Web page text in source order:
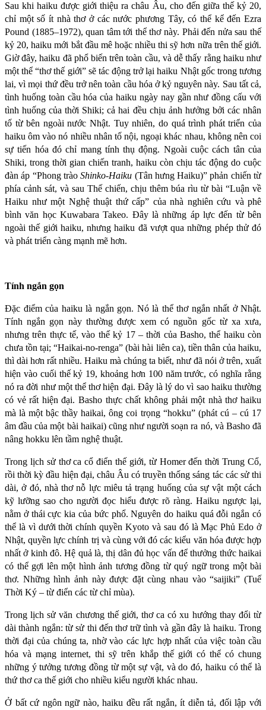
Sau khi haiku được giới thiệu ra châu Âu, cho đến giữa thế kỷ 20,
chỉ một số ít nhà thơ ở các nước phương Tây, có thể kể đến Ezra
Pound (1885–1972), quan tâm tới thể thơ này. Phải đến nửa sau thế
kỷ 20, haiku mới bắt đầu mê hoặc nhiều thi sỹ hơn nữa trên thế giới.
Giờ đây, haiku đã phổ biến trên toàn cầu, và dễ thấy rằng haiku như
một thể “thơ thế giới” sẽ tác động trở lại haiku Nhật gốc trong tương
lai, vì mọi thứ đều trở nên toàn cầu hóa ở kỷ nguyên này. Sau tất cả,
tình huống toàn cầu hóa của haiku ngày nay gần như đồng cấu với
tình huống của thời Shiki; cả hai đều chịu ảnh hưởng bởi các nhân
tố từ bên ngoài nước Nhật. Tuy nhiên, do quá trình phát triển của
haiku ôm vào nó nhiều nhân tố nội, ngoại khác nhau, không nên coi
sự tiến hóa đó chỉ mang tính thụ động. Ngoài cuộc cách tân của
Shiki, trong thời gian chiến tranh, haiku còn chịu tác động do cuộc
đàn áp “Phong tràoShinko-Haiku (Tân hưng Haiku)” phản chiến từ
phía cảnh sát, và sau Thế chiến, chịu thêm búa rìu từ bài “Luận về
Haiku như một Nghệ thuật thứ cấp” của nhà nghiên cứu và phê
bình văn học Kuwabara Takeo. Đây là những áp lực đến từ bên
ngoài thế giới haiku, nhưng haiku đã vượt qua những phép thử đó
và phát triển càng mạnh mẽ hơn.
Tính ngắn gọn
Đặc điểm của haiku là ngắn gọn. Nó là thể thơ ngắn nhất ở Nhật.
Tính ngắn gọn này thường được xem có nguồn gốc từ xa xưa,
nhưng trên thực tế, vào thế kỷ 17 – thời của Basho, thể haiku còn
chưa tồn tại; “Haikai-no-renga” (bài hài liên ca), tiền thân của haiku,
thì dài hơn rất nhiều. Haiku mà chúng ta biết, như đã nói ở trên, xuất
hiện vào cuối thế kỷ 19, khoảng hơn 100 năm trước, có nghĩa rằng
nó ra đời như một thể thơ hiện đại. Đây là lý do vì sao haiku thường
có vẻ rất hiện đại. Basho thực chất không phải một nhà thơ haiku
mà là một bậc thầy haikai, ông coi trọng “hokku” (phát cú – cú 17
âm đầu của một bài haikai) cũng như người soạn ra nó, và Basho đã
nâng hokku lên tầm nghệ thuật.
Trong lịch sử thơ ca cổ điển thế giới, từ Homer đến thời Trung Cổ,
rồi thời kỳ đầu hiện đại, châu Âu có truyền thống sáng tác các sử thi
dài, ở đó, nhà thơ nỗ lực miêu tả trạng huống của sự vật một cách
kỹ lưỡng sao cho người đọc hiểu được rõ ràng. Haiku ngược lại,
nằm ở thái cực kia của bức phổ. Nguyên do haiku quá đỗi ngắn có
thể là vì dưới thời chính quyền Kyoto và sau đó là Mạc Phủ Edo ở
Nhật, quyền lực chính trị và cùng với đó các kiểu văn hóa được hợp
nhất ở kinh đô. Hệ quả là, thị dân đủ học vấn để thưởng thức haikai
có thể gợi lên một hình ảnh tương đồng từ quý ngữ trong một bài
thơ. Những hình ảnh này được đặt cùng nhau vào “saijiki” (Tuế
Thời Ký – từ điển các từ chỉ mùa).
Trong lịch sử văn chương thế giới, thơ ca có xu hướng thay đổi từ
dài thành ngắn: từ sử thi đến thơ trữ tình và gần đây là haiku. Trong
thời đại của chúng ta, nhờ vào các lực hợp nhất của việc toàn cầu
hóa và mạng internet, thi sỹ trên khắp thế giới có thể có chung
những ý tưởng tương đồng từ một sự vật, và do đó, haiku có thể là
thứ thơ ca thế giới cho nhiều kiểu người khác nhau.
Ở bất cứ ngôn ngữ nào, haiku đều rất ngắn, ít diễn tả, đối lập với